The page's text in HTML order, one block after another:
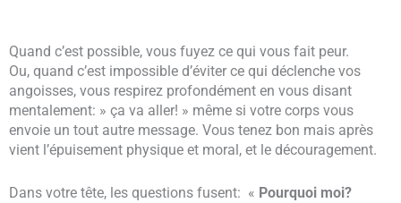
Quand c’est possible, vous fuyez ce qui vous fait peur.
Ou, quand c’est impossible d’éviter ce qui déclenche vos
angoisses, vous respirez profondément en vous disant
mentalement: » ça va aller! » même si votre corps vous
envoie un tout autre message. Vous tenez bon mais après
vient l’épuisement physique et moral, et le découragement.
Dans votre tête, les questions fusent: « Pourquoi moi?